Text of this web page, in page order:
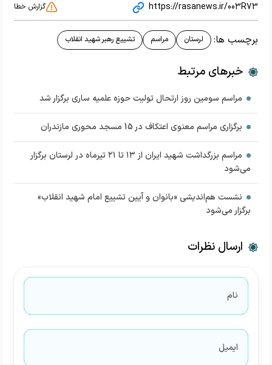
https://rasanews.ir/003R73 گزارش خطا
برچسب ها: لرستان مراسم تشییع رهبر شهید انقلاب
خبرهای مرتبط
مراسم سومین روز ارتحال تولیت حوزه علمیه ساری برگزار شد
برگزاری مراسم معنوی اعتکاف در 15 مسجد محوری مازندران
مراسم بزرگداشت شهید ایران از ۱۳ تا ۲۱ تیرماه در لرستان برگزار
می‌شود
نشست هم‌اندیشی «بانوان و آیین تشییع امام شهید انقلاب»
برگزار می‌شود
ارسال نظرات